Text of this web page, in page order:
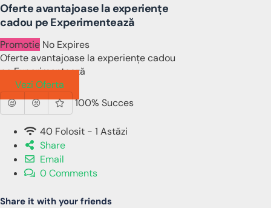
Oferte avantajoase la experiențe
cadou pe Experimentează
Promotie No Expires
Oferte avantajoase la experiențe cadou
pe Experimentează
Vezi Oferta
100% Succes
40 Folosit - 1 Astăzi
Share
Email
0 Comments
Share it with your friends